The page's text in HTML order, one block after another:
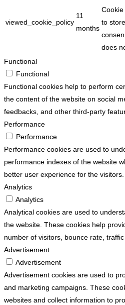
viewed_cookie_policy
11
months
to
does
Functional
Functional
Functional cookies help to perform
the content of the website on social
feedbacks, and other third-party
Performance
Performance
Performance cookies are used to
performance indexes of the website
better user experience for the visitors.
Analytics
Analytics
Analytical cookies are used to
the website. These cookies help
number of visitors, bounce rate, traffic
Advertisement
Advertisement
Advertisement cookies are used to
and marketing campaigns. These
websites and collect information to